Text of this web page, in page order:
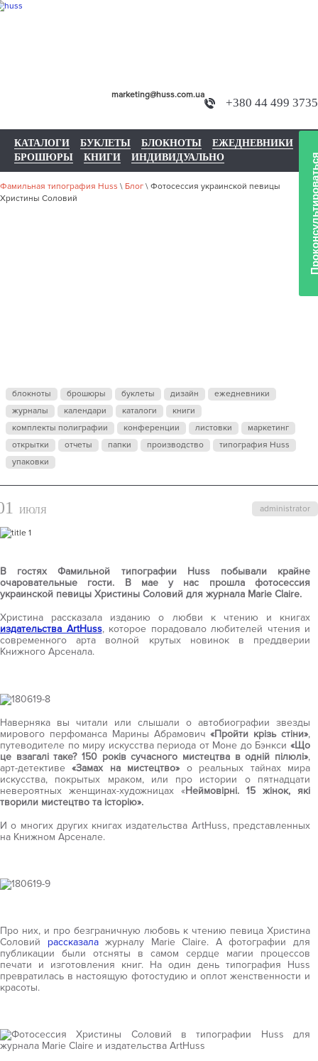
+380 44 499 3735
marketing@huss.com.ua
КАТАЛОГИ БУКЛЕТЫ БЛОКНОТЫ
ЕЖЕДНЕВНИКИ
БРОШЮРЫ
КНИГИ ИНДИВИДУАЛЬНО
Фамильная типография Huss \ Блог \ Фотосессия украинской певицы
Хриcтины Соловий
ПЕВИЦЫ
ХРИCТИНЫ
СОЛОВИЙ
блокноты брошюры буклеты дизайн
ежедневники
журналы
календари каталоги
книги
комплекты полиграфии
конференции листовки
маркетинг
открытки
отчеты папки производство
типография Huss
упаковки
administrator
ИЮЛЯ
В гостях Фамильной типографии Huss побывали крайне
очаровательные гости. В мае у нас прошла фотосессия
украинской певицы Христины Соловий для журнала Marie Claire.
Христина рассказала изданию о любви к чтению и книгах
издательства ArtHuss, которое порадовало любителей чтения и
современного арта волной крутых новинок в преддверии
Книжного Арсенала.
Наверняка вы читали или слышали о автобиографии звезды
мирового перфоманса Марины Абрамович«Пройти крізь стіни»,
путеводителе по миру искусства периода от Моне до Бэнкси «Що
це взагалі таке? 150 років сучасного мистецтва в одній пілюлі»,
арт-детективе«Замах на мистецтво» о реальных тайнах мира
искусства, покрытых мраком, или про истории о пятнадцати
невероятных женщинах-художницах «Неймовірні. 15 жінок, які
творили мистецтво та історію».
И о многих других книгах издательства ArtHuss, представленных
на Книжном Арсенале.
Про них, и про безграничную любовь к чтению певица Христина
Соловий рассказалажурналу Marie Claire. А фотографии для
публикации были отсняты в самом сердце магии процессов
печати и изготовления книг. На один день типография Huss
превратилась в настоящую фотостудию и оплот женственности и
красоты.